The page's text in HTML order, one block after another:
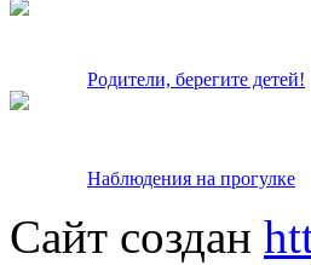
Родители, берегите детей!
Наблюдения на прогулке
Сайт создан